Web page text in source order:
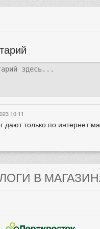
10:11
дают только по интернет
В